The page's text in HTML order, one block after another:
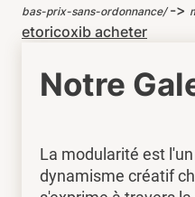
bas-prix-sans-ordonnance/->
etoricoxib acheter
Notre
La modularité est
dynamisme créatif